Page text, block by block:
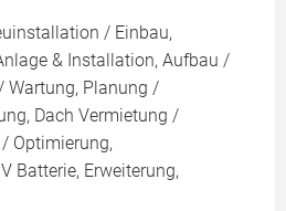
/ Einbau,
& Installation, Aufbau /
Wartung, Planung /
Dach Vermietung /
Optimierung,
Batterie, Erweiterung,